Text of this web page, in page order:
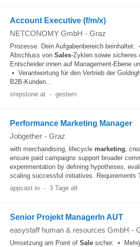
Account Executive (f/m/x)
NETCONOMY GmbH - Graz
Prozesse. Dein Aufgabenbereich beinhaltet:
Abschluss von Sales-Zyklen sowie sicheres
Entscheider:innen auf Management-Ebene
• Verantwortung für den Vertrieb der
B2B-Kunden...
stepstone.at - gestern
Performance Marketing Manager
Jobgether - Graz
with merchandising, lifecycle marketing,
ensure paid campaigns support broader
experimentation by defining hypotheses,
scaling successful initiatives. Requirements
appcast.io - 3 Tage alt
Senior Projekt ManagerIn AUT
easystaff human & resources GmbH -
Umsetzung am Point of Sale sicher. •